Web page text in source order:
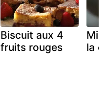
Biscuit aux 4
fruits rouges
la